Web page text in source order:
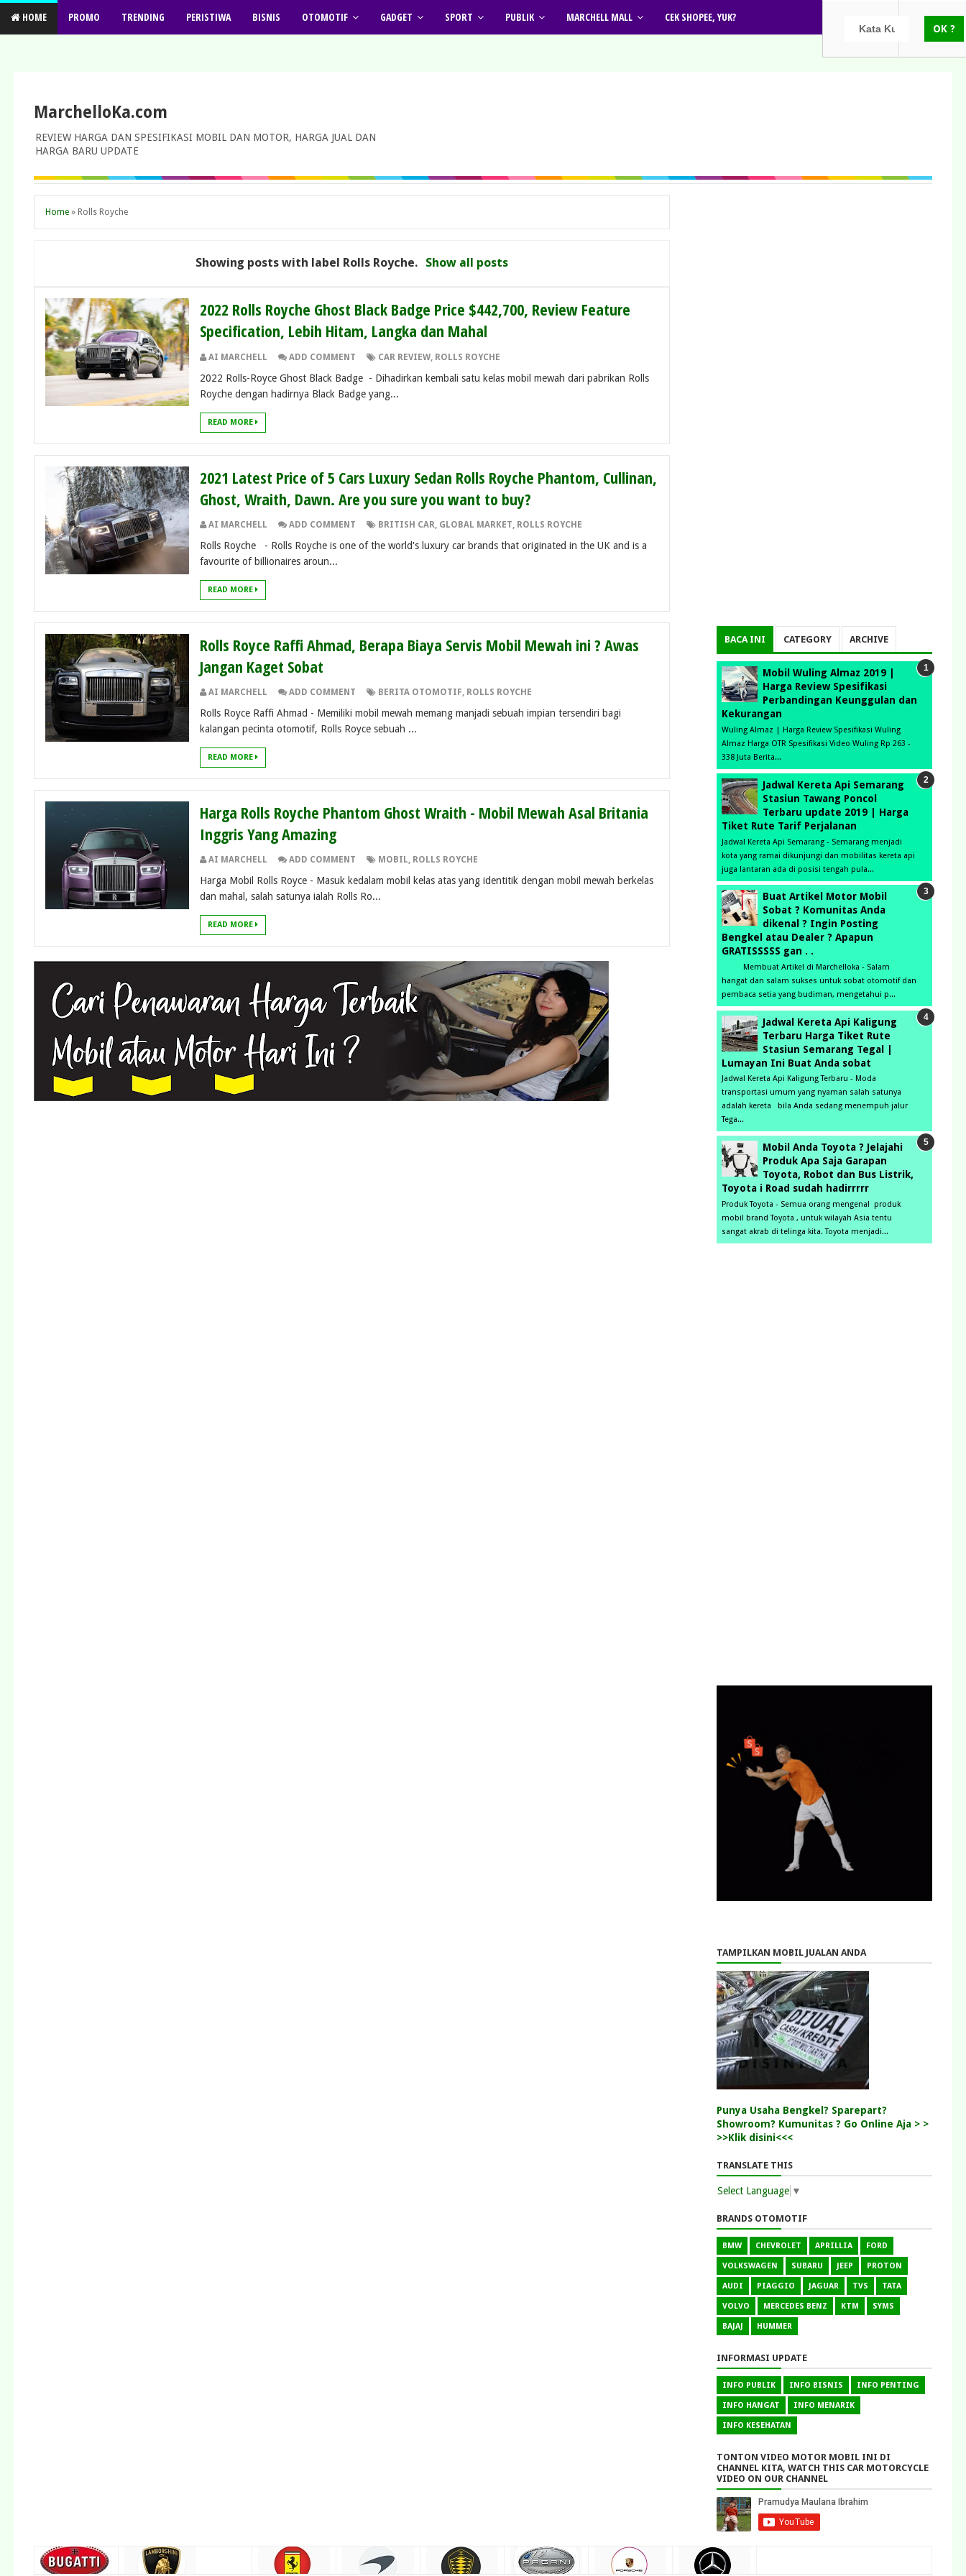
HOME PROMO TRENDING PERISTIWA BISNIS OTOMOTIF GADGET SPORT PUBLIK MARCHELL MALL CEK SHOPEE, YUK?
MarchelloKa.com
REVIEW HARGA DAN SPESIFIKASI MOBIL DAN MOTOR, HARGA JUAL DAN
HARGA BARU UPDATE
Home » Rolls Royche
Showing posts with label Rolls Royche. Show all posts
2022 Rolls Royche Ghost Black Badge Price $442,700, Review Feature
Specification, Lebih Hitam, Langka dan Mahal
AI MARCHELL ADD COMMENT CAR REVIEW ROLLS ROYCHE
2022 Rolls-Royce Ghost Black Badge - Dihadirkan kembali satu kelas mobil mewah dari pabrikan Rolls
Royche dengan hadirnya Black Badge yang...
READ MORE
2021 Latest Price of 5 Cars Luxury Sedan Rolls Royche Phantom, Cullinan,
Ghost, Wraith, Dawn. Are you sure you want to buy?
AI MARCHELL ADD COMMENT BRITISH CAR, GLOBAL MARKET, ROLLS ROYCHE
Rolls Royche - Rolls Royche is one of the world's luxury car brands that originated in the UK and is a
favourite of billionaires aroun...
READ MORE
Rolls Royce Raffi Ahmad, Berapa Biaya Servis Mobil Mewah ini ? Awas
Jangan Kaget Sobat
AI MARCHELL ADD COMMENT BERITA OTOMOTIF, ROLLS ROYCHE
Rolls Royce Raffi Ahmad - Memiliki mobil mewah memang manjadi sebuah impian tersendiri bagi
kalangan pecinta otomotif, Rolls Royce sebuah ...
READ MORE
Harga Rolls Royche Phantom Ghost Wraith - Mobil Mewah Asal Britania
Inggris Yang Amazing
AI MARCHELL ADD COMMENT MOBIL, ROLLS ROYCHE
Harga Mobil Rolls Royce - Masuk kedalam mobil kelas atas yang identitik dengan mobil mewah berkelas
dan mahal, salah satunya ialah Rolls Ro...
READ MORE
BACA INI CATEGORY ARCHIVE
Mobil Wuling Almaz 2019 |
Harga Review Spesifikasi
Perbandingan Keunggulan dan
Kekurangan
Wuling Almaz | Harga Review Spesifikasi Wuling
Almaz Harga OTR Spesifikasi Video Wuling Rp 263 -
338 Juta Berita...
Jadwal Kereta Api Semarang
Stasiun Tawang Poncol
Terbaru update 2019 | Harga
Tiket Rute Tarif Perjalanan
Jadwal Kereta Api Semarang - Semarang menjadi
kota yang ramai dikunjungi dan mobilitas kereta api
juga lantaran ada di posisi tengah pula...
Buat Artikel Motor Mobil
Sobat ? Komunitas Anda
dikenal ? Ingin Posting
Bengkel atau Dealer ? Apapun
GRATISSSSS gan . .
Membuat Artikel di Marchelloka - Salam
hangat dan salam sukses untuk sobat otomotif dan
pembaca setia yang budiman, mengetahui p...
Jadwal Kereta Api Kaligung
Terbaru Harga Tiket Rute
Stasiun Semarang Tegal |
Lumayan Ini Buat Anda sobat
Jadwal Kereta Api Kaligung Terbaru - Moda
transportasi umum yang nyaman salah satunya
adalah kereta bila Anda sedang menempuh jalur
Tega...
Mobil Anda Toyota ? Jelajahi
Produk Apa Saja Garapan
Toyota, Robot dan Bus Listrik,
Toyota i Road sudah hadirrrrr
Produk Toyota - Semua orang mengenal produk
mobil brand Toyota , untuk wilayah Asia tentu
sangat akrab di telinga kita. Toyota menjadi...
TAMPILKAN MOBIL JUALAN ANDA
Punya Usaha Bengkel? Sparepart?
Showroom? Kumunitas ? Go Online Aja > >
>>Klik disini<<<
TRANSLATE THIS
Select Language ▼
BRANDS OTOMOTIF
BMW CHEVROLET APRILLIA FORD
VOLKSWAGEN SUBARU JEEP PROTON
AUDI PIAGGIO JAGUAR TVS TATA
VOLVO MERCEDES BENZ KTM SYMS
BAJAJ HUMMER
INFORMASI UPDATE
INFO PUBLIK INFO BISNIS INFO PENTING
INFO HANGAT INFO MENARIK
INFO KESEHATAN
TONTON VIDEO MOTOR MOBIL INI DI
CHANNEL KITA, WATCH THIS CAR MOTORCYCLE
VIDEO ON OUR CHANNEL